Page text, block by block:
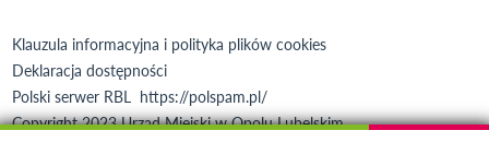
Klauzula informacyjna i polityka plików cookies
Deklaracja dostępności
Polski serwer RBL https://polspam.pl/
Copyright 2023 Urząd Miejski w Opolu Lubelskim